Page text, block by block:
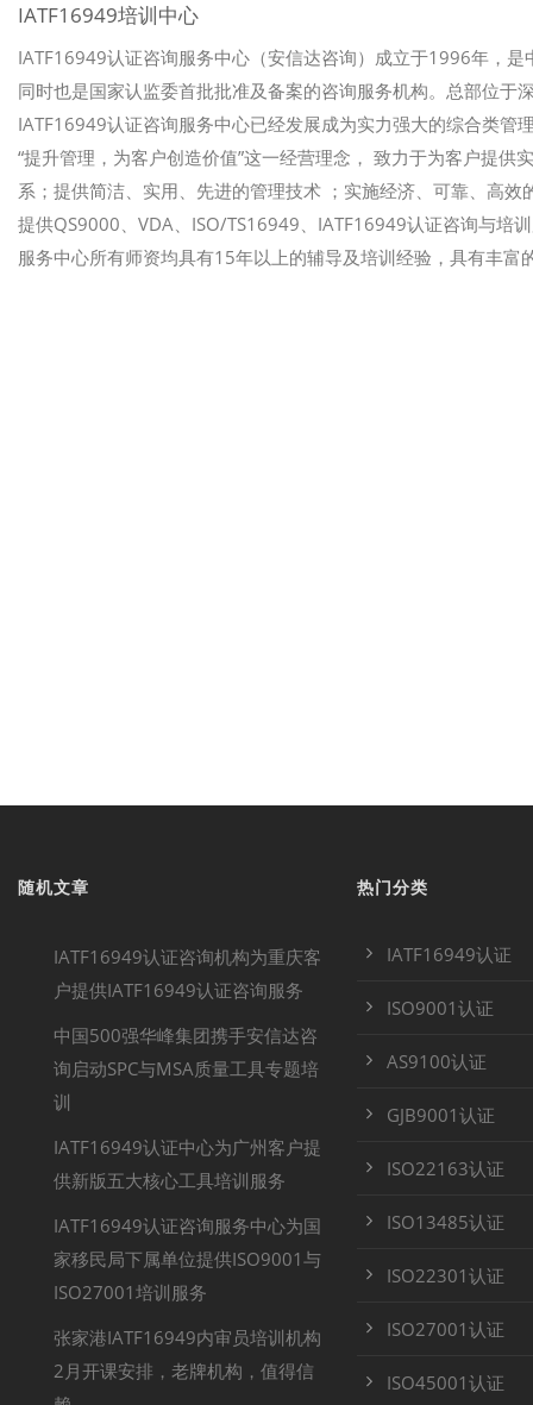
IATF16949培训中心
IATF16949认证咨询服务中心（安信达咨询）成立于1996年，
同时也是国家认监委首批批准及备案的咨询服务机构。总部位于
IATF16949认证咨询服务中心已经发展成为实力强大的综合类
“提升管理，为客户创造价值”这一经营理念， 致力于为客户提
系；提供简洁、实用、先进的管理技术 ；实施经济、可靠、高
提供QS9000、VDA、ISO/TS16949、IATF16949认证咨询与培
服务中心所有师资均具有15年以上的辅导及培训经验，具有丰富
随机文章
IATF16949认证咨询机构为重庆客
户提供IATF16949认证咨询服务
中国500强华峰集团携手安信达咨
询启动SPC与MSA质量工具专题培
训
IATF16949认证中心为广州客户提
供新版五大核心工具培训服务
IATF16949认证咨询服务中心为国
家移民局下属单位提供ISO9001与
ISO27001培训服务
张家港IATF16949内审员培训机构
2月开课安排，老牌机构，值得信
热门分类
IATF16949认证
ISO9001认证
AS9100认证
GJB9001认证
ISO22163认证
ISO13485认证
ISO22301认证
ISO27001认证
ISO45001认证